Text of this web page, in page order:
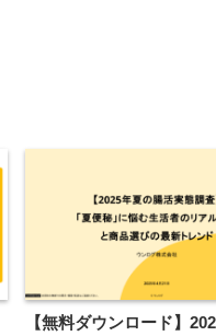
【無料ダウンロード】